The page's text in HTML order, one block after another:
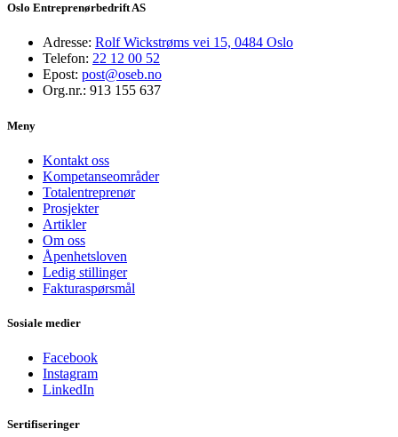
Oslo Entreprenørbedrift AS
Adresse: Rolf Wickstrøms vei 15, 0484 Oslo
Telefon: 22 12 00 52
Epost: post@oseb.no
Org.nr.: 913 155 637
Meny
Kontakt oss
Kompetanseområder
Totalentreprenør
Prosjekter
Artikler
Om oss
Åpenhetsloven
Ledig stillinger
Fakturaspørsmål
Sosiale medier
Facebook
Instagram
LinkedIn
Sertifiseringer